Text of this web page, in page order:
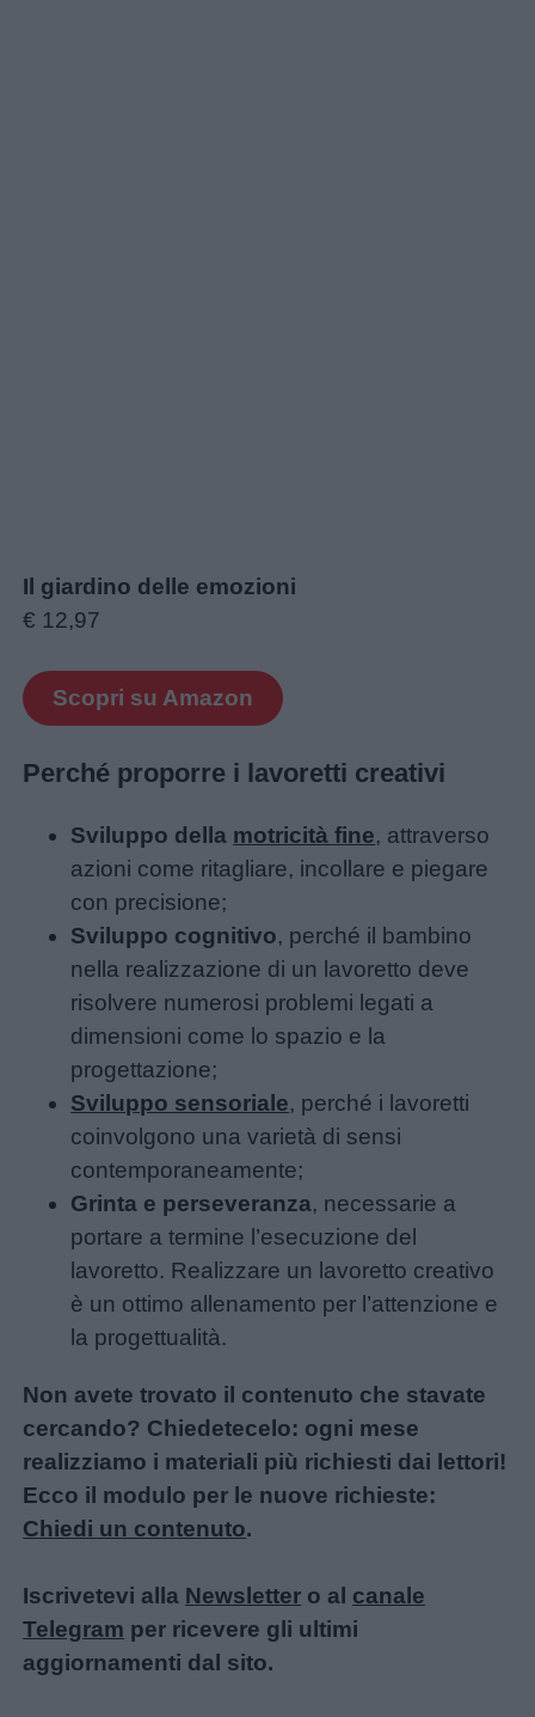
Il giardino delle emozioni
€ 12,97
Scopri su Amazon
Perché proporre i lavoretti creativi
Sviluppo della motricità fine, attraverso
azioni come ritagliare, incollare e piegare
con precisione;
Sviluppo cognitivo, perché il bambino
nella realizzazione di un lavoretto deve
risolvere numerosi problemi legati a
dimensioni come lo spazio e la
progettazione;
Sviluppo sensoriale, perché i lavoretti
coinvolgono una varietà di sensi
contemporaneamente;
Grinta e perseveranza, necessarie a
portare a termine l’esecuzione del
lavoretto. Realizzare un lavoretto creativo
è un ottimo allenamento per l’attenzione e
la progettualità.
Non avete trovato il contenuto che stavate
cercando? Chiedetecelo: ogni mese
realizziamo i materiali più richiesti dai lettori!
Ecco il modulo per le nuove richieste:
Chiedi un contenuto.
Iscrivetevi alla Newsletter o al canale
Telegram per ricevere gli ultimi
aggiornamenti dal sito.